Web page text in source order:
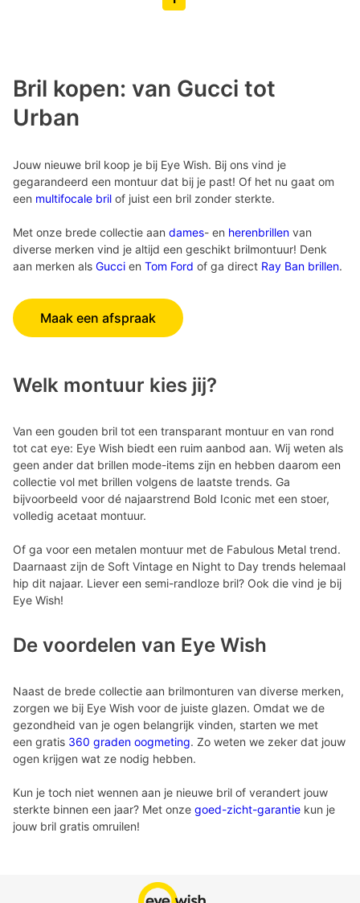
Vorige pagina knop
Bril kopen: van Gucci tot
Urban
Jouw nieuwe bril koop je bij Eye Wish. Bij ons vind je
gegarandeerd een montuur dat bij je past! Of het nu gaat om
een multifocale bril of juist een bril zonder sterkte.
Met onze brede collectie aan dames- en herenbrillen van
diverse merken vind je altijd een geschikt brilmontuur! Denk
aan merken als Gucci en Tom Ford of ga direct Ray Ban brillen.
Maak een afspraak
Welk montuur kies jij?
Van een gouden bril tot een transparant montuur en van rond
tot cat eye: Eye Wish biedt een ruim aanbod aan. Wij weten als
geen ander dat brillen mode-items zijn en hebben daarom een
collectie vol met brillen volgens de laatste trends. Ga
bijvoorbeeld voor dé najaarstrend Bold Iconic met een stoer,
volledig acetaat montuur.
Of ga voor een metalen montuur met de Fabulous Metal trend.
Daarnaast zijn de Soft Vintage en Night to Day trends helemaal
hip dit najaar. Liever een semi-randloze bril? Ook die vind je bij
Eye Wish!
De voordelen van Eye Wish
Naast de brede collectie aan brilmonturen van diverse merken,
zorgen we bij Eye Wish voor de juiste glazen. Omdat we de
gezondheid van je ogen belangrijk vinden, starten we met
een gratis 360 graden oogmeting. Zo weten we zeker dat jouw
ogen krijgen wat ze nodig hebben.
Kun je toch niet wennen aan je nieuwe bril of verandert jouw
sterkte binnen een jaar? Met onze goed-zicht-garantie kun je
jouw bril gratis omruilen!